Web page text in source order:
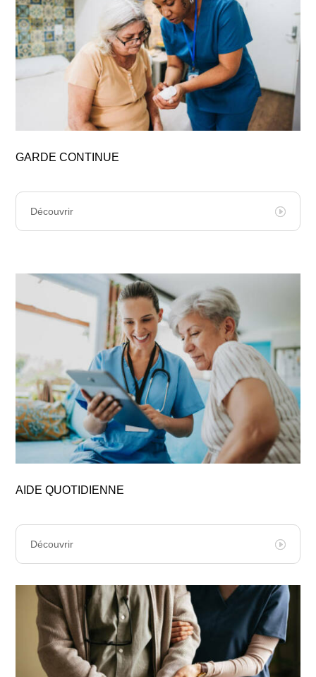
GARDE CONTINUE
Découvrir
AIDE QUOTIDIENNE
Découvrir